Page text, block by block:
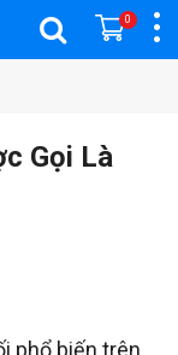
0
Gọi Là
phổ biến trên